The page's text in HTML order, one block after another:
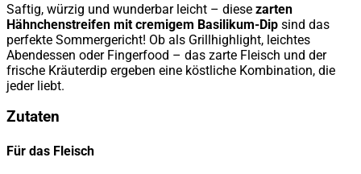
Saftig, würzig und wunderbar leicht – diese zarten
Hähnchenstreifen mit cremigem Basilikum-Dip sind das
perfekte Sommergericht! Ob als Grillhighlight, leichtes
Abendessen oder Fingerfood – das zarte Fleisch und der
frische Kräuterdip ergeben eine köstliche Kombination, die
jeder liebt.
Zutaten
Für das Fleisch